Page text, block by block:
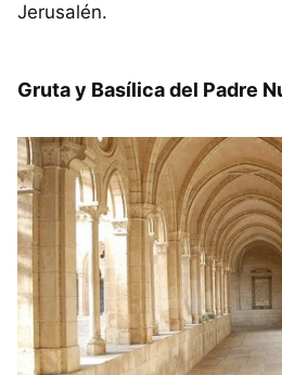
Jerusalén.
Gruta y Basílica del Padre